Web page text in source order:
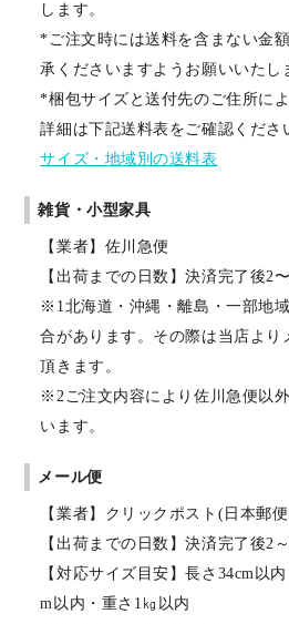
します。
*ご注文時には送料を含まない金
承くださいますようお願いいたし
*梱包サイズと送付先のご住所に
詳細は下記送料表をご確認くださ
サイズ・地域別の送料表
雑貨・小型家具
【業者】佐川急便
【出荷までの日数】決済完了後2
※1北海道・沖縄・離島・一部地
合があります。その際は当店より
頂きます。
※2ご注文内容により佐川急便以
います。
メール便
【業者】クリックポスト(日本郵便
【出荷までの日数】決済完了後2
【対応サイズ目安】長さ34cm以
m以内・重さ1㎏以内